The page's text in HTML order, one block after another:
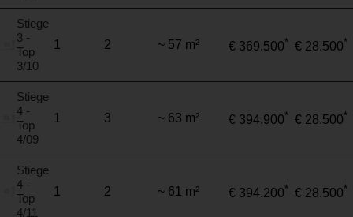
Stiege
3 -
Top
3/10
1 2 ~ 57 m² € 369.500* € 28.500*
Stiege
4 -
Top
4/09
1 3 ~ 63 m² € 394.900* € 28.500*
Stiege
4 -
Top
4/11
1 2 ~ 61 m² € 394.200* € 28.500*